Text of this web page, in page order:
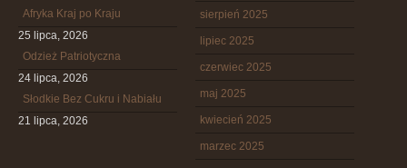
Afryka Kraj po Kraju
25 lipca, 2026
Odzież Patriotyczna
24 lipca, 2026
Słodkie Bez Cukru i Nabiału
21 lipca, 2026
sierpień 2025
lipiec 2025
czerwiec 2025
maj 2025
kwiecień 2025
marzec 2025